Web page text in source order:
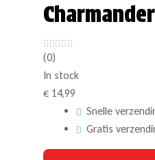
Charmander
(0)
In stock
€ 14,99
Snelle
Gratis